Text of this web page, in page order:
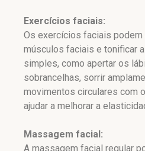
Exercícios faciais:
Os exercícios faciais podem
músculos faciais e tonificar
simples, como apertar os
sobrancelhas, sorrir
movimentos circulares com
ajudar a melhorar a
Massagem facial:
A massagem facial regular